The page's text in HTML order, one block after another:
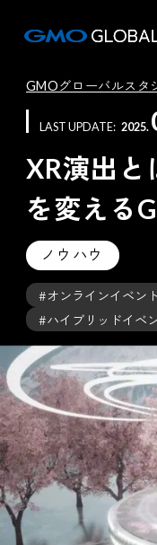
GMOグローバルスタ
LAST UPDATE 2025
XR演出と
を変える
タジオの
イント
ノウハウ
#オンラインイベント
#ハイブリッドイベ